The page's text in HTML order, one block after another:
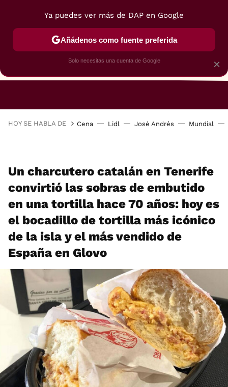
RESTAURANTES GASTROGUÍA
HOY SE HABLA DE Cena Lidl José Andrés Mundial
Un charcutero catalán en Tenerife
convirtió las sobras de embutido
en una tortilla hace 70 años: hoy es
el bocadillo de tortilla más icónico
de la isla y el más vendido de
España en Glovo
×
Ya puedes ver más de DAP en Google
Añádenos como fuente preferida
Solo necesitas una cuenta de Google